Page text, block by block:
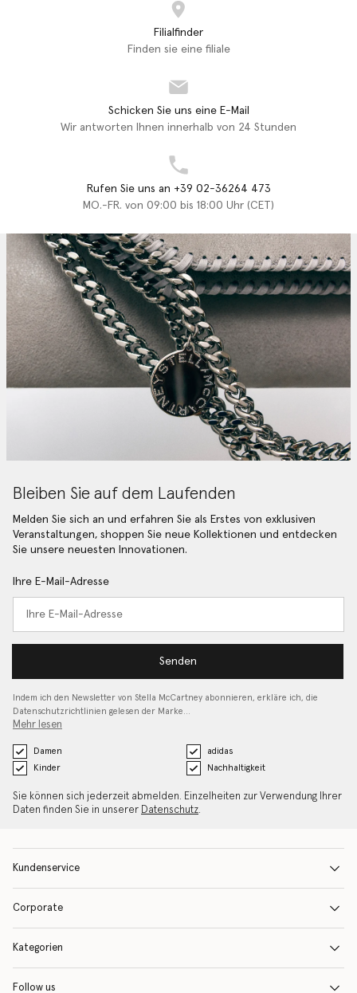
Filialfinder
Finden sie eine filiale
Schicken Sie uns eine E-Mail
Wir antworten Ihnen innerhalb von 24 Stunden
Rufen Sie uns an +39 02-36264 473
MO.-FR. von 09:00 bis 18:00 Uhr (CET)
Bleiben Sie auf dem Laufenden
Melden Sie sich an und erfahren Sie als Erstes von exklusiven
Veranstaltungen, shoppen Sie neue Kollektionen und entdecken
Sie unsere neuesten Innovationen.
Ihre E-Mail-Adresse
Senden
Indem ich den Newsletter von Stella McCartney abonnieren, erkläre ich, die
Datenschutzrichtlinien gelesen der Marke…
Mehr lesen
Damen
adidas
Kinder
Nachhaltigkeit
Sie können sich jederzeit abmelden. Einzelheiten zur Verwendung Ihrer
Daten finden Sie in unserer Datenschutz.
Kundenservice
Corporate
Kategorien
Follow us